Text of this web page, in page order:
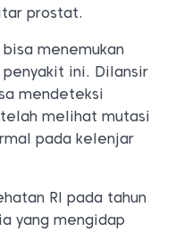
prostat.
menemukan
ini. Dilansir
mendeteksi
melihat mutasi
pada kelenjar
RI pada tahun
yang mengidap